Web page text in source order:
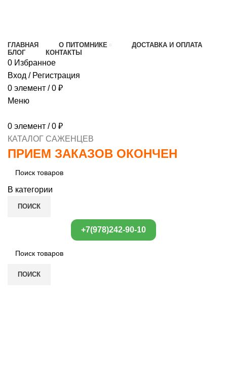
ГЛАВНАЯ О ПИТОМНИКЕ
ДОСТАВКА И ОПЛАТА
БЛОГ
КОНТАКТЫ
0 Избранное
Вход / Регистрация
0 элемент / 0 ₽
Меню
0 элемент / 0 ₽
КАТАЛОГ САЖЕНЦЕВ
ПРИЕМ ЗАКАЗОВ ОКОНЧЕН
В категории
ПОИСК
+7(978)242-90-10
ПОИСК